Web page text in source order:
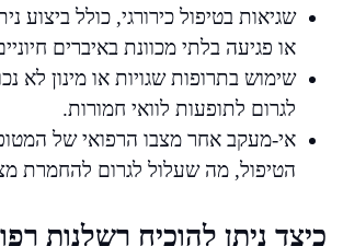
שגיאות בטיפול כירורגי, כולל ביצוע
או פגיעה בלתי מכוונת באיברים
שימוש בתרופות שגויות או מינון לא
לגרום לתופעות לוואי חמורות.
אי-מעקב אחר מצבו הרפואי של
הטיפול, מה שעלול לגרום להחמרת
כיצד ניתן להוכיח רשלנות